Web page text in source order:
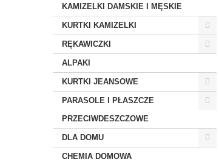
KAMIZELKI DAMSKIE I MĘSKIE
KURTKI KAMIZELKI
RĘKAWICZKI
ALPAKI
KURTKI JEANSOWE
PARASOLE I PŁASZCZE
PRZECIWDESZCZOWE
DLA DOMU
CHEMIA DOMOWA